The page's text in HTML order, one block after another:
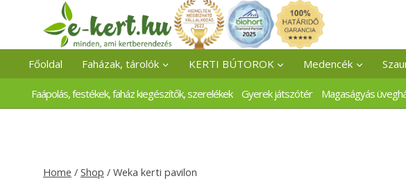
content
Főoldal Faházak, tárolók KERTI BÚTOROK Medencék
Faápolás, festékek, faház kiegészítők, szerelékek Gyerek játszótér Magaságyás
Home / Shop / Weka kerti pavilon